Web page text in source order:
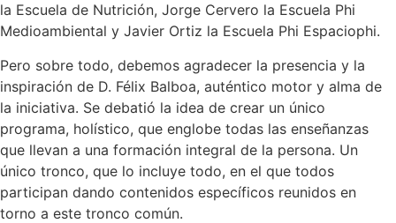
la Escuela de Nutrición, Jorge Cervero la Escuela Phi
Medioambiental y Javier Ortiz la Escuela Phi Espaciophi.
Pero sobre todo, debemos agradecer la presencia y la
inspiración de D. Félix Balboa, auténtico motor y alma de
la iniciativa. Se debatió la idea de crear un único
programa, holístico, que englobe todas las enseñanzas
que llevan a una formación integral de la persona. Un
único tronco, que lo incluye todo, en el que todos
participan dando contenidos específicos reunidos en
torno a este tronco común.